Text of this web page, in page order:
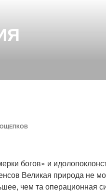
богов» и
Великая природа не
чем та операционная